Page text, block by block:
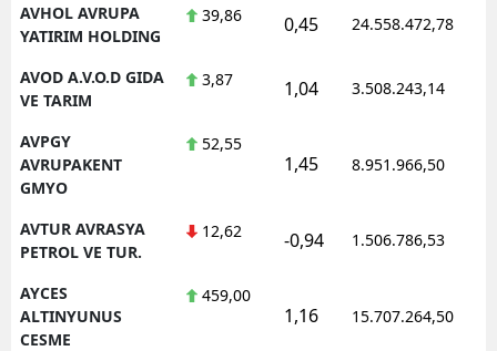
AVHOL AVRUPA
YATIRIM HOLDING
39,86 0,45 24.558.472,78
AVOD A.V.O.D GIDA
VE TARIM
3,87 1,04 3.508.243,14
AVPGY
AVRUPAKENT
GMYO
52,55
1,45 8.951.966,50
AVTUR AVRASYA
PETROL VE TUR.
12,62 -0,94 1.506.786,53
AYCES
ALTINYUNUS
CESME
459,00
1,16 15.707.264,50